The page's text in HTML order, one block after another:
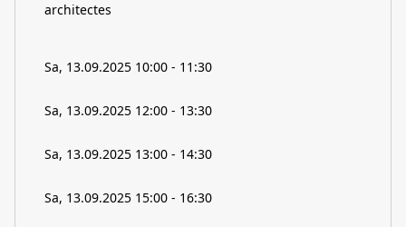
architectes
Sa, 13.09.2025 10:00 - 11:30
Sa, 13.09.2025 12:00 - 13:30
Sa, 13.09.2025 13:00 - 14:30
Sa, 13.09.2025 15:00 - 16:30